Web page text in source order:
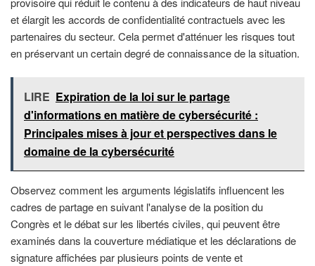
et élargit les accords de confidentialité contractuels avec les
partenaires du secteur. Cela permet d'atténuer les risques tout
en préservant un certain degré de connaissance de la situation.
LIRE Expiration de la loi sur le partage
d'informations en matière de cybersécurité :
Principales mises à jour et perspectives dans le
domaine de la cybersécurité
Observez comment les arguments législatifs influencent les
cadres de partage en suivant l'analyse de la position du
Congrès et le débat sur les libertés civiles, qui peuvent être
examinés dans la couverture médiatique et les déclarations de
signature affichées par plusieurs points de vente et